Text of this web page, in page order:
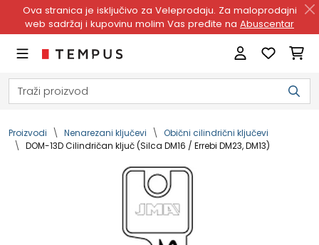
Ova stranica je isključivo za Veleprodaju. Za maloprodajni
web sadržaj i kupovinu molim Vas pređite na Abuscentar
Proizvodi Nenarezani ključevi
Obični cilindrični ključevi
DOM-13D Cilindričan ključ (Silca DM16 / Errebi DM23, DM13)